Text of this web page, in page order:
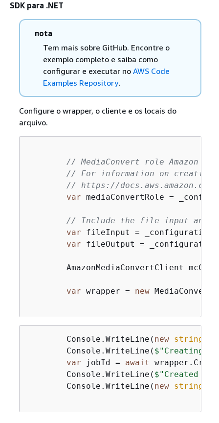
SDK para .NET
nota
Tem mais sobre GitHub. Encontre o
exemplo completo e saiba como
configurar e executar no AWS Code
Examples Repository.
Configure o wrapper, o cliente e os locais do
arquivo.
// MediaConvert role Amazon
// For information on
// https://
var mediaConvertRole =
// Include the file input and
var fileInput = _configuration[
var fileOutput =
AmazonMediaConvertClient
var wrapper = new
        Console.WriteLine(
new string
        Console.WriteLine(
$"Creating
var jobId = await
        Console.WriteLine(
$"Created
        Console.WriteLine(
new string